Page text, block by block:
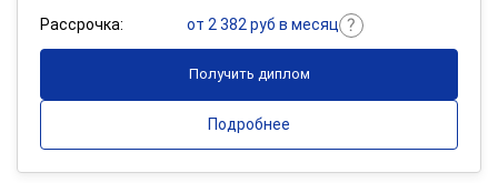
Рассрочка:
от 2 382 руб в месяц
Получить диплом
Подробнее